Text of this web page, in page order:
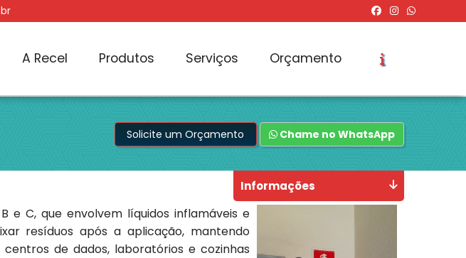
A Recel Produtos Serviços Orçamento
Solicite um Orçamento Chame no WhatsApp
e C, que envolvem líquidos inflamáveis e
resíduos após a aplicação, mantendo
de dados, laboratórios e cozinhas
Informações